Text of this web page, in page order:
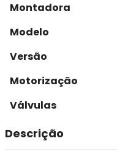
Montadora
Modelo
Versão
Motorização
Válvulas
Descrição